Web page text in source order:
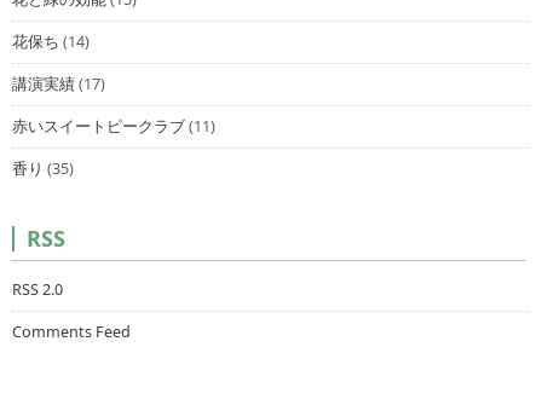
花保ち (14)
講演実績(17)
赤いスイートピークラブ(11)
香り (35)
RSS
RSS 2.0
Comments Feed